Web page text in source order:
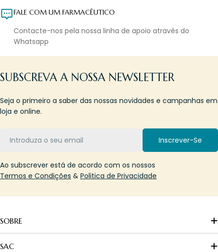
FALE COM UM FARMACÊUTICO
Contacte-nos pela nossa linha de apoio através do
Whatsapp
SUBSCREVA A NOSSA NEWSLETTER
Seja o primeiro a saber das nossas novidades e campanhas em
loja e online.
Inscrever-Se
Ao subscrever está de acordo com os nossos
Termos e Condições & Politica de Privacidade
SOBRE
SAC